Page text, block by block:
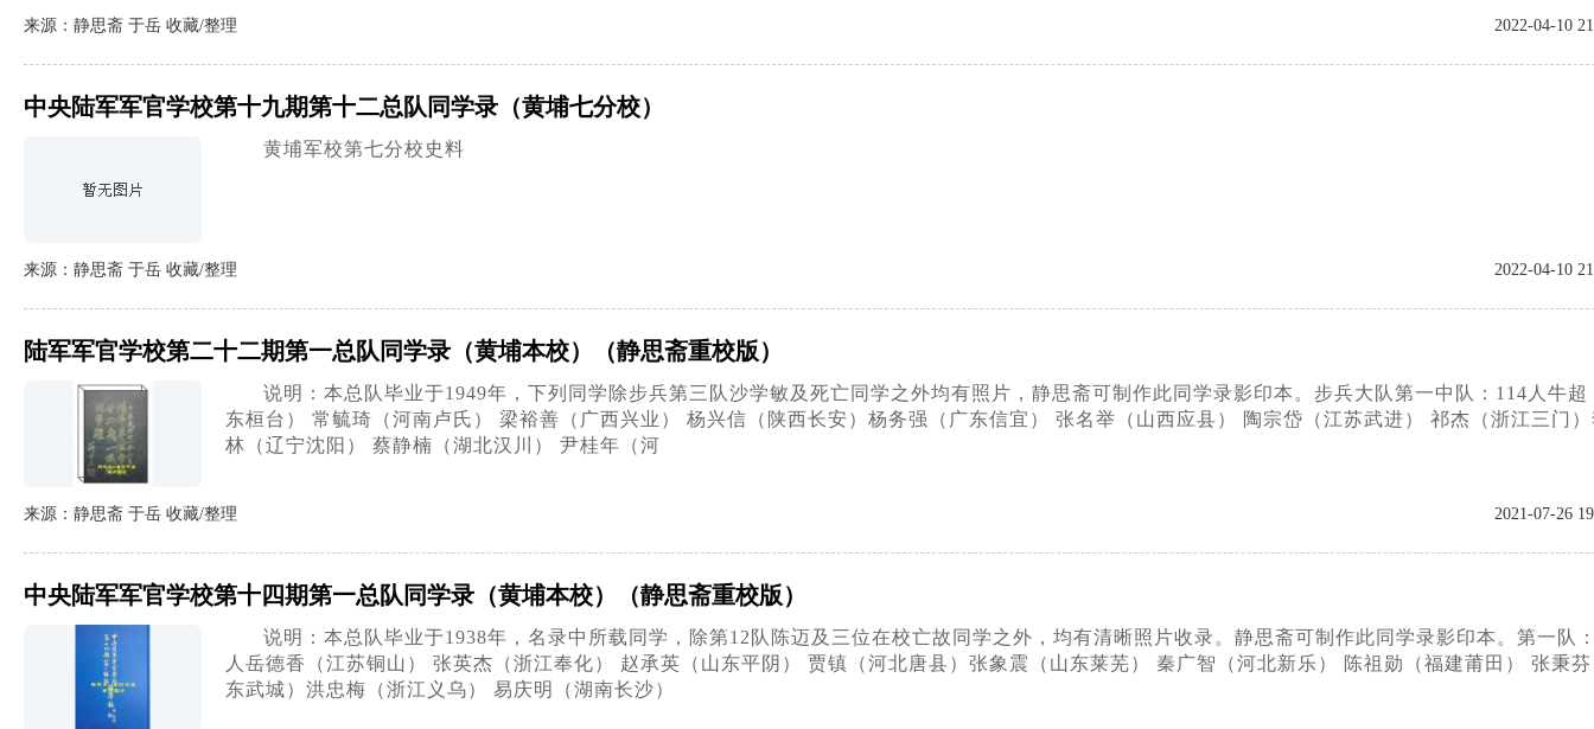
来源：静思斋 于岳 收藏/整理 2022-04-10
中央陆军军官学校第十九期第十二总队同学录（黄埔七分校）
黄埔军校第七分校史料
来源：静思斋 于岳 收藏/整理 2022-04-10
陆军军官学校第二十二期第一总队同学录（黄埔本校）（静思斋重校版）
说明：本总队毕业于1949年，下列同学除步兵第三队沙学敏及死亡同学之外均有照片，静思斋可制作此同学录影印本。步兵大队第一中队：114人牛超
东桓台） 常毓琦（河南卢氏） 梁裕善（广西兴业） 杨兴信（陕西长安）杨务强（广东信宜） 张名举（山西应县） 陶宗岱（江苏武进） 祁杰（浙江三门
林（辽宁沈阳） 蔡静楠（湖北汉川） 尹桂年（河
来源：静思斋 于岳 收藏/整理 2021-07-26
中央陆军军官学校第十四期第一总队同学录（黄埔本校）（静思斋重校版）
说明：本总队毕业于1938年，名录中所载同学，除第12队陈迈及三位在校亡故同学之外，均有清晰照片收录。静思斋可制作此同学录影印本。第一队
人岳德香（江苏铜山） 张英杰（浙江奉化） 赵承英（山东平阴） 贾镇（河北唐县）张象震（山东莱芜） 秦广智（河北新乐） 陈祖勋（福建莆田） 张秉
东武城）洪忠梅（浙江义乌） 易庆明（湖南长沙）